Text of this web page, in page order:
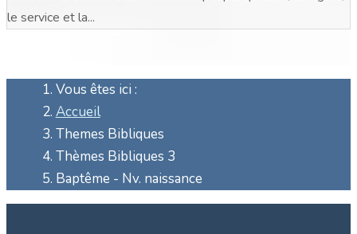
le service et la...
Vous êtes ici :
Accueil
Themes Bibliques
Thèmes Bibliques 3
Baptême - Nv. naissance